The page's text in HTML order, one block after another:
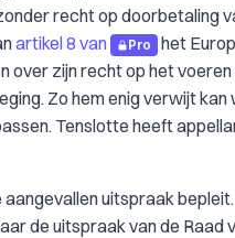
recht op doorbetaling
artikel 8 van Pro
het
over zijn recht op het
Zo hem enig verwijt
Tenslotte heeft
uitspraak
de uitspraak van de Raad